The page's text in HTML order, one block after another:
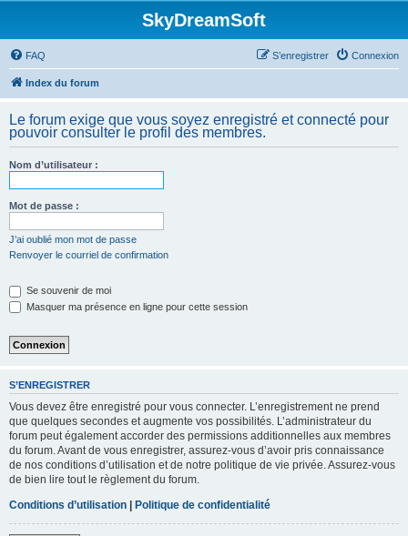
SkyDreamSoft
FAQ Connexion
S’enregistrer
Index du forum
Le forum exige que vous soyez enregistré et connecté pour
pouvoir consulter le profil des membres.
Nom d’utilisateur :
Mot de passe :
J’ai oublié mon mot de passe
Renvoyer le courriel de confirmation
Se souvenir de moi
Masquer ma présence en ligne pour cette session
S’ENREGISTRER
Vous devez être enregistré pour vous connecter. L’enregistrement ne prend
que quelques secondes et augmente vos possibilités. L’administrateur du
forum peut également accorder des permissions additionnelles aux membres
du forum. Avant de vous enregistrer, assurez-vous d’avoir pris connaissance
de nos conditions d’utilisation et de notre politique de vie privée. Assurez-vous
de bien lire tout le règlement du forum.
Conditions d’utilisation | Politique de confidentialité